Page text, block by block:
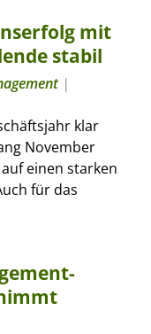
mit
stabil
|
klar
November
einen starken
für das